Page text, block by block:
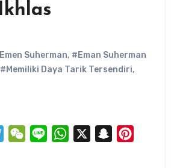
Suherman, #Eman Suherman
#Memiliki Daya Tarik Tersendiri,
TelegramWeChat
Line WhatsApp Snapchat